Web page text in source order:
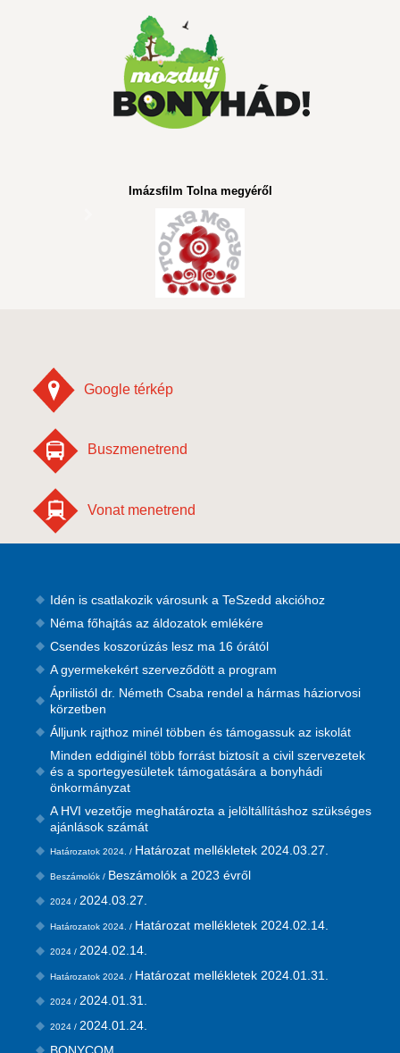
Imázsfilm Tolna megyéről
Google térkép
Buszmenetrend
Vonat menetrend
Idén is csatlakozik városunk a TeSzedd akcióhoz
Néma főhajtás az áldozatok emlékére
Csendes koszorúzás lesz ma 16 órától
A gyermekekért szerveződött a program
Áprilistól dr. Németh Csaba rendel a hármas háziorvosi
körzetben
Álljunk rajthoz minél többen és támogassuk az iskolát
Minden eddiginél több forrást biztosít a civil szervezetek
és a sportegyesületek támogatására a bonyhádi
önkormányzat
A HVI vezetője meghatározta a jelöltállításhoz szükséges
ajánlások számát
Határozatok 2024. / Határozat mellékletek 2024.03.27.
Beszámolók / Beszámolók a 2023 évről
2024 / 2024.03.27.
Határozatok 2024. / Határozat mellékletek 2024.02.14.
2024 / 2024.02.14.
Határozatok 2024. / Határozat mellékletek 2024.01.31.
2024 / 2024.01.31.
2024 / 2024.01.24.